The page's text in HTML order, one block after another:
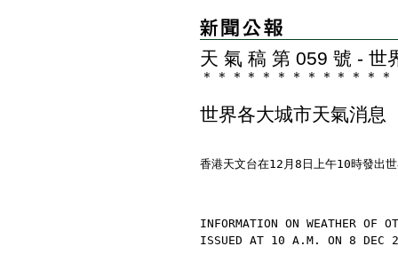
天 氣 稿 第 059 號 - 世
＊ ＊ ＊ ＊ ＊ ＊ ＊ ＊ ＊ ＊ ＊ ＊ ＊
世界各大城市天氣消息
香港天文台在12月8日上午10時發出
INFORMATION ON WEATHER OF
ISSUED AT 10 A.M. ON 8 DEC